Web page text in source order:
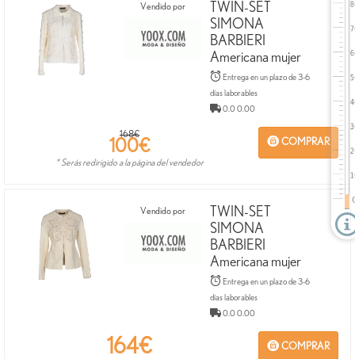
Vendido por
TWIN-SET
SIMONA
BARBIERI
Americana mujer
Entrega en un plazo de 3-6
días laborables
0.0 0.00
COMPRAR
168€
100€
* Serás redirigido a la página del vendedor
Vendido por
TWIN-SET
SIMONA
BARBIERI
Americana mujer
Entrega en un plazo de 3-6
días laborables
0.0 0.00
COMPRAR
164€